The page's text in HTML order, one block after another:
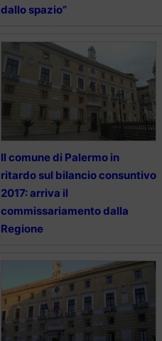
dallo spazio”
Il comune di Palermo in
ritardo sul bilancio consuntivo
2017: arriva il
commissariamento dalla
Regione